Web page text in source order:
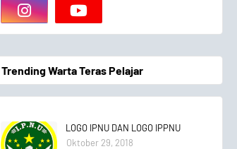
Trending Warta Teras Pelajar
LOGO IPNU DAN LOGO IPPNU
Oktober 29, 2018